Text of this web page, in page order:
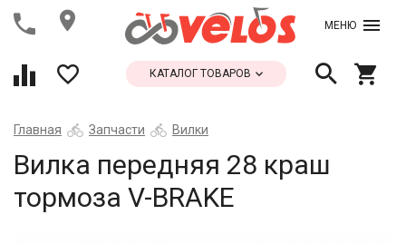
МЕНЮ
КАТАЛОГ ТОВАРОВ
Главная Запчасти Вилки
Вилка передняя 28 краш
тормоза V-BRAKE